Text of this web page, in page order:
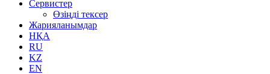
Сервистер
Өзіңді тексер
Жарияланымдар
НҚА
RU
KZ
EN